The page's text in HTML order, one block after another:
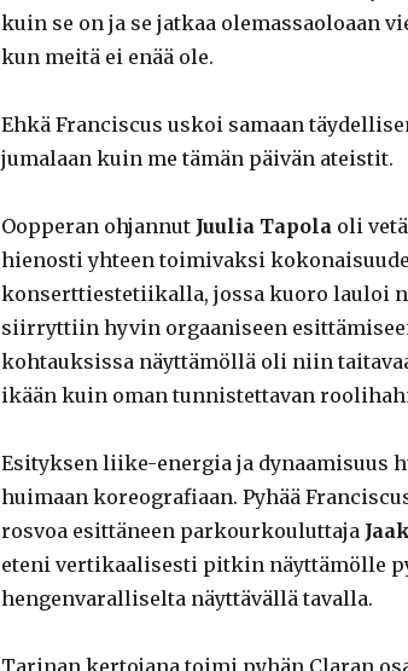
kuin se on ja se jatkaa olemassaoloaan
kun meitä ei enää ole.
Ehkä Franciscus uskoi samaan
jumalaan kuin me tämän päivän ateistit.
Oopperan ohjannut Juulia Tapola oli
hienosti yhteen toimivaksi
konserttiestetiikalla, jossa kuoro lauloi
siirryttiin hyvin orgaaniseen
kohtauksissa näyttämöllä oli niin
ikään kuin oman tunnistettavan
Esityksen liike-energia ja dynaamisuus
huimaan koreografiaan. Pyhää
rosvoa esittäneen parkourkouluttaja
eteni vertikaalisesti pitkin näyttämölle
hengenvaralliselta näyttävällä tavalla.
Tarinan kertojana toimi pyhän Claran